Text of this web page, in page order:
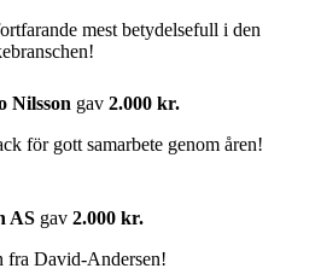
mest betydelsefull i den
Nilsson gav 2.000 kr.
för gott samarbete genom åren!
AS gav 2.000 kr.
fra David-Andersen!